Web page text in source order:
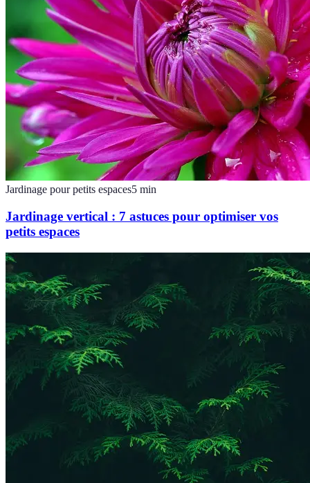
Jardinage pour petits espaces5 min
Jardinage vertical : 7 astuces pour optimiser vos
petits espaces